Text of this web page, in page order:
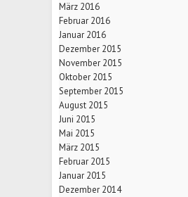
März 2016
Februar 2016
Januar 2016
Dezember 2015
November 2015
Oktober 2015
September 2015
August 2015
Juni 2015
Mai 2015
März 2015
Februar 2015
Januar 2015
Dezember 2014